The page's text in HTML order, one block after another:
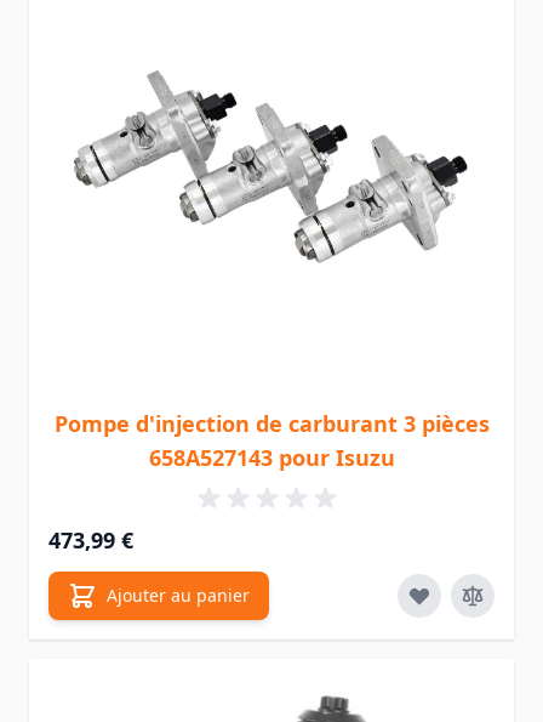
Pompe d'injection de carburant 3 pièces
658A527143 pour Isuzu
473,99 €
Ajouter au panier